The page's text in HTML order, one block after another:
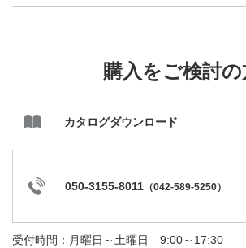
購入をご検討の
カタログダウンロード
050-3155-8011 （042-589-5250）
受付時間：月曜日～土曜日 9:00～17:30